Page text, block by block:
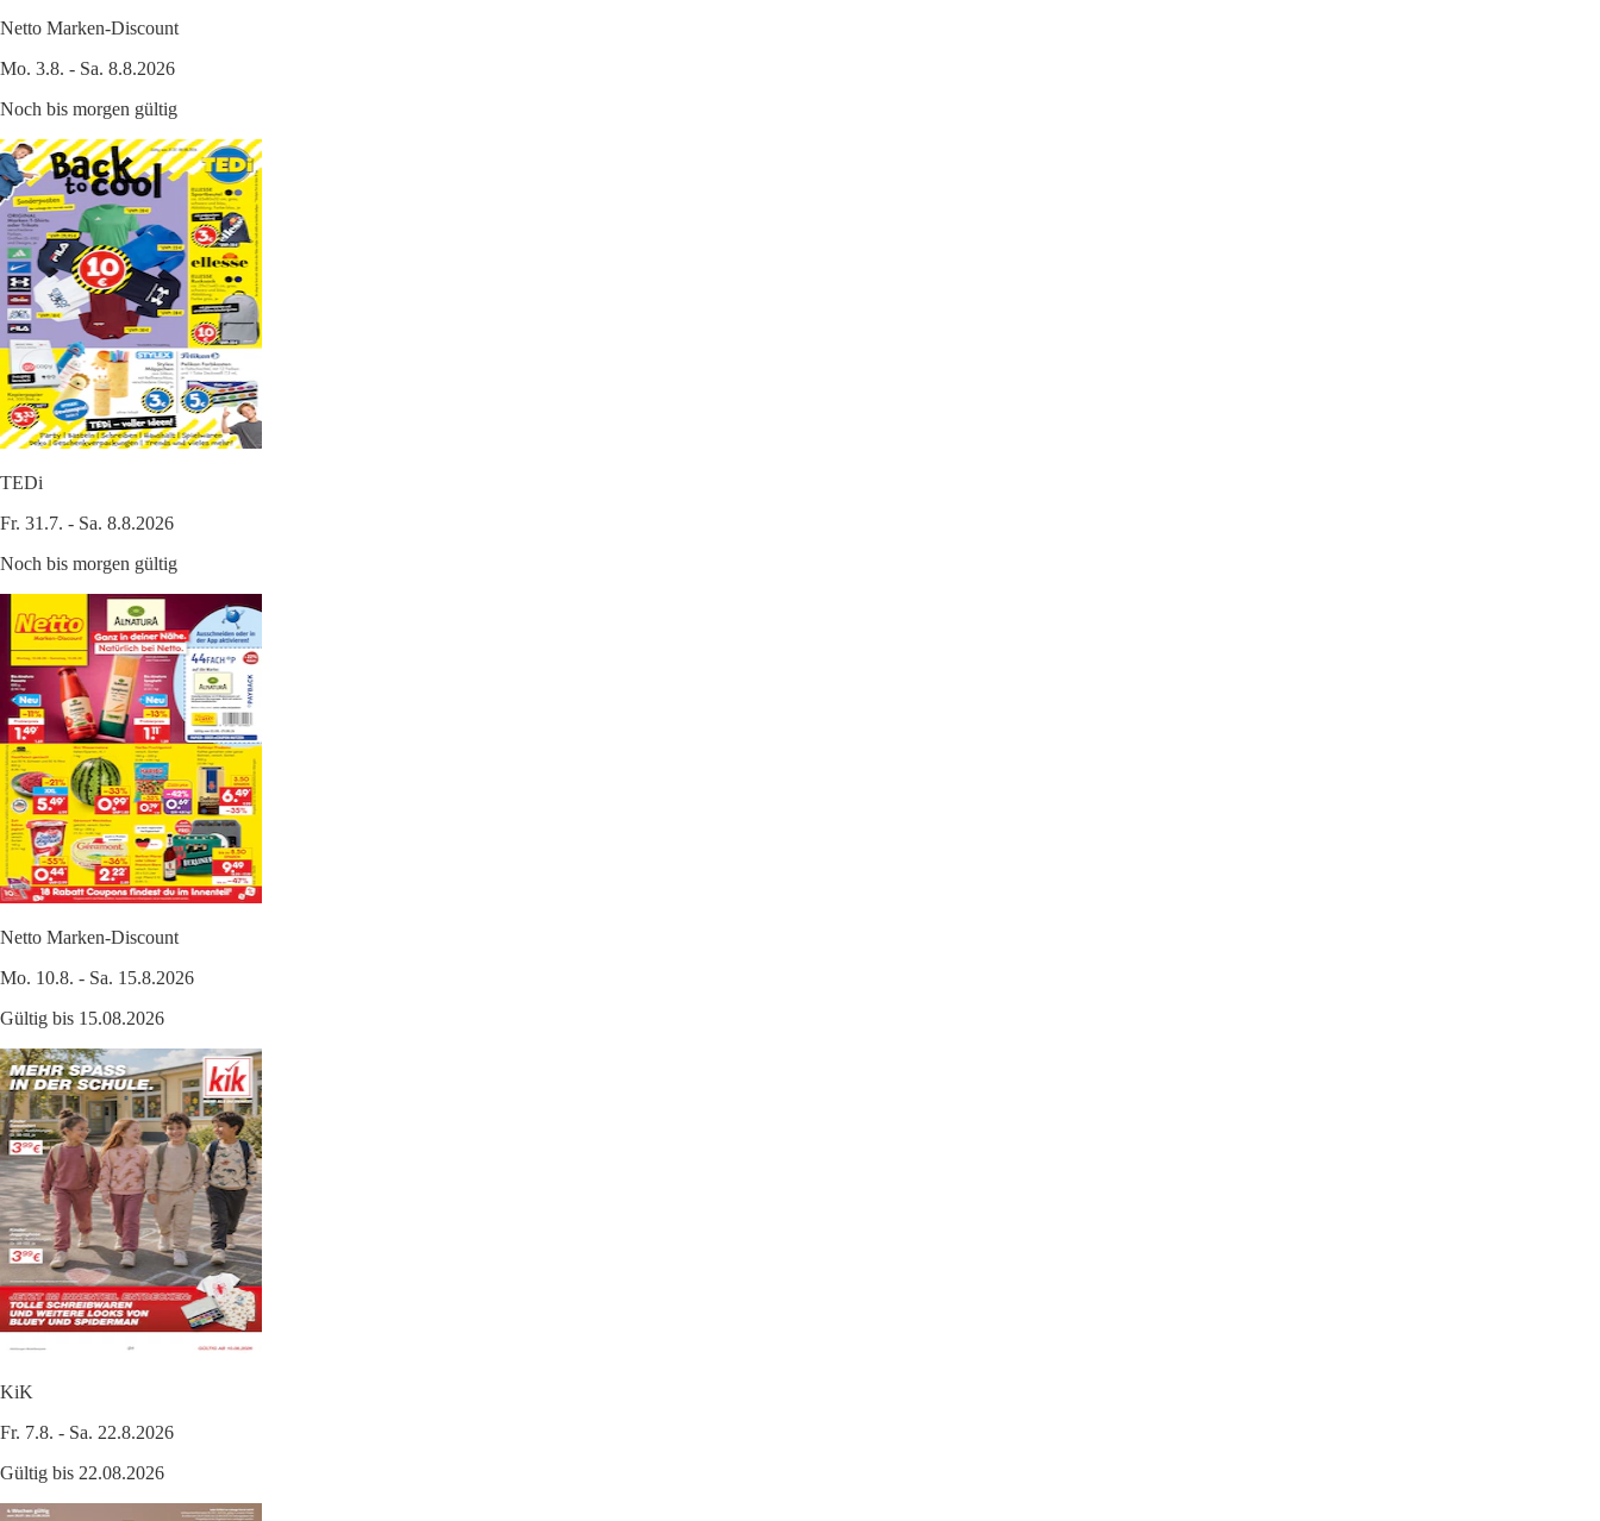
Netto Marken-Discount
Mo. 3.8. - Sa. 8.8.2026
Noch bis morgen gültig
TEDi
Fr. 31.7. - Sa. 8.8.2026
Noch bis morgen gültig
Netto Marken-Discount
Mo. 10.8. - Sa. 15.8.2026
Gültig bis 15.08.2026
KiK
Fr. 7.8. - Sa. 22.8.2026
Gültig bis 22.08.2026